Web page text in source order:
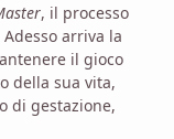
, il processo
arriva la
il gioco
della sua vita,
di gestazione,